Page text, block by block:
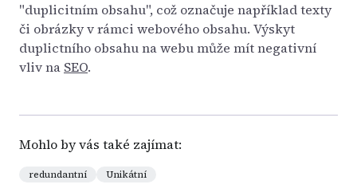
"duplicitním obsahu", což označuje například texty
či obrázky v rámci webového obsahu. Výskyt
duplictního obsahu na webu může mít negativní
vliv na SEO.
Mohlo by vás také zajímat:
redundantní Unikátní